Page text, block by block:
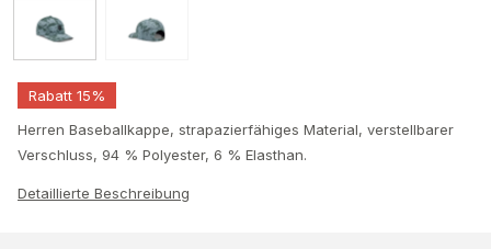
Rabatt 15%
Herren Baseballkappe, strapazierfähiges Material, verstellbarer
Verschluss, 94 % Polyester, 6 % Elasthan.
Detaillierte Beschreibung